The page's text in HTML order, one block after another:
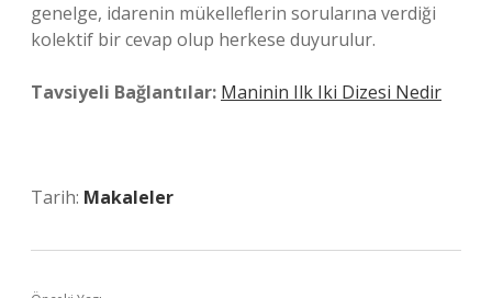
genelge, idarenin mükelleflerin sorularına verdiği
kolektif bir cevap olup herkese duyurulur.
Tavsiyeli Bağlantılar: Maninin Ilk Iki Dizesi Nedir
Tarih: Makaleler